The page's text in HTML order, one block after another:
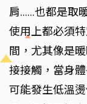
肩……也都是取
使用上都必須
間，尤其像是
接接觸，當身
可能發生低溫